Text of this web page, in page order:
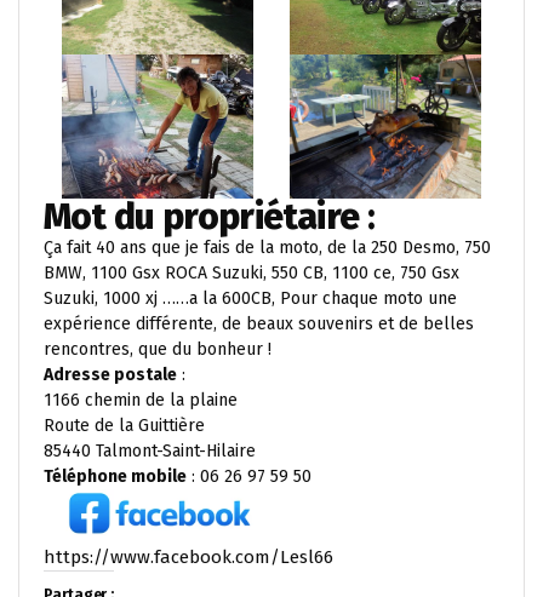
Mot du propriétaire:
Ça fait 40 ans que je fais de la moto, de la 250 Desmo, 750
BMW, 1100 Gsx ROCA Suzuki, 550 CB, 1100 ce, 750 Gsx
Suzuki, 1000 xj ……a la 600CB, Pour chaque moto une
expérience différente, de beaux souvenirs et de belles
rencontres, que du bonheur !
Adresse postale :
1166 chemin de la plaine
Route de la Guittière
85440 Talmont-Saint-Hilaire
Téléphone mobile : 06 26 97 59 50
https://www.facebook.com/Lesl66